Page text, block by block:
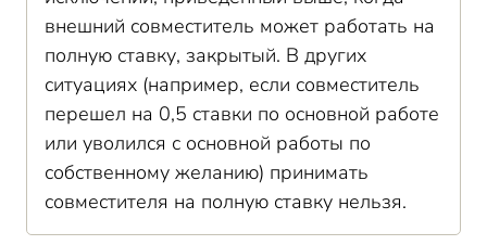
внешний совместитель может работать на
полную ставку, закрытый. В других
ситуациях (например, если совместитель
перешел на 0,5 ставки по основной работе
или уволился с основной работы по
собственному желанию) принимать
совместителя на полную ставку нельзя.